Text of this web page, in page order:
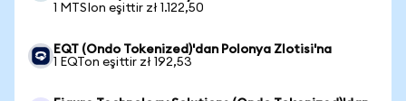
1 MTSIon eşittir zł 1.122,50
EQT (Ondo Tokenized)'dan Polonya Zlotisi'na
1 EQTon eşittir zł 192,53